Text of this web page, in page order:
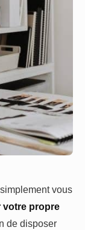
vous
votre propre
de disposer